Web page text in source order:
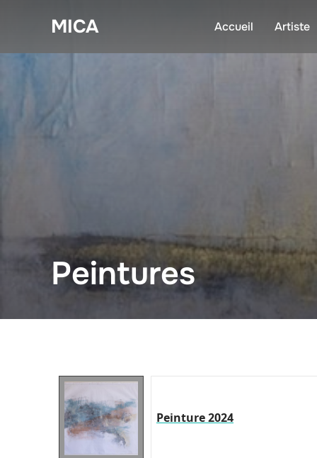
MICA Accueil Artiste
Peintures
Peinture 2024